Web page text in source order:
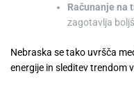
Računanje na
zagotavlja
Nebraska se tako uvršča
energije in sleditev trendom